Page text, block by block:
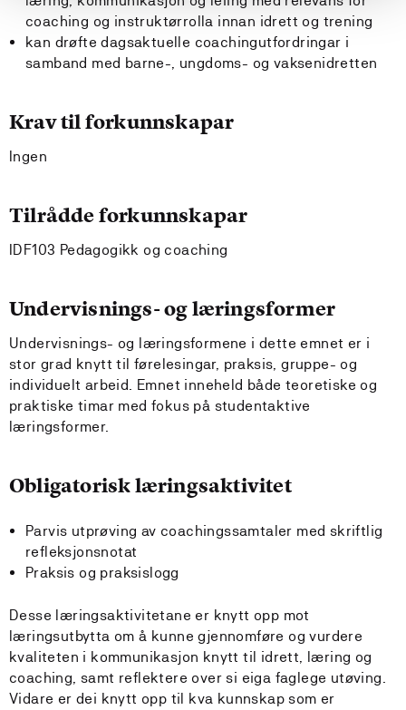
coaching og instruktørrolla innan idrett og trening
kan drøfte dagsaktuelle coachingutfordringar i
samband med barne-, ungdoms- og vaksenidretten
Krav til forkunnskapar
Ingen
Tilrådde forkunnskapar
IDF103 Pedagogikk og coaching
Undervisnings- og læringsformer
Undervisnings- og læringsformene i dette emnet er i
stor grad knytt til førelesingar, praksis, gruppe- og
individuelt arbeid. Emnet inneheld både teoretiske og
praktiske timar med fokus på studentaktive
læringsformer.
Obligatorisk læringsaktivitet
Parvis utprøving av coachingssamtaler med skriftlig
refleksjonsnotat
Praksis og praksislogg
Desse læringsaktivitetane er knytt opp mot
læringsutbytta om å kunne gjennomføre og vurdere
kvaliteten i kommunikasjon knytt til idrett, læring og
coaching, samt reflektere over si eiga faglege utøving.
Vidare er dei knytt opp til kva kunnskap som er